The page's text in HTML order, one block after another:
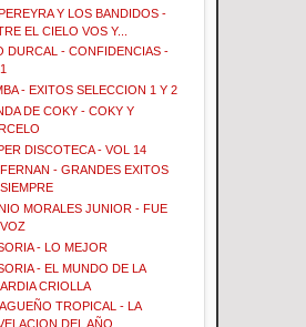
Y LOS BANDIDOS -
EL CIELO VOS Y...
DURCAL - CONFIDENCIAS -
- EXITOS SELECCION 1 Y 2
DE COKY - COKY Y
DISCOTECA - VOL 14
- GRANDES EXITOS
MORALES JUNIOR - FUE
- LO MEJOR
- EL MUNDO DE LA
CRIOLLA
TROPICAL - LA
DEL AÑO